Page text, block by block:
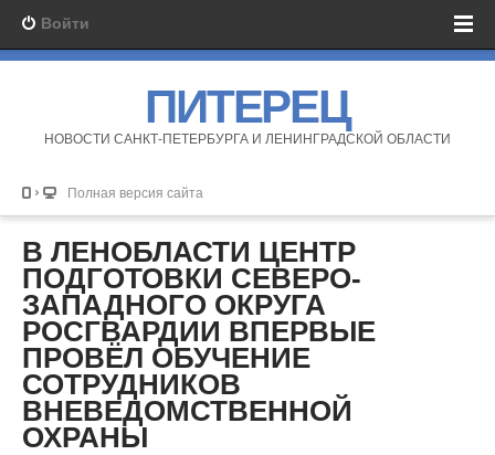
Войти
ПИТЕРЕЦ
НОВОСТИ САНКТ-ПЕТЕРБУРГА И ЛЕНИНГРАДСКОЙ ОБЛАСТИ
Полная версия сайта
В ЛЕНОБЛАСТИ ЦЕНТР
ПОДГОТОВКИ СЕВЕРО-
ЗАПАДНОГО ОКРУГА
РОСГВАРДИИ ВПЕРВЫЕ
ПРОВЁЛ ОБУЧЕНИЕ
СОТРУДНИКОВ
ВНЕВЕДОМСТВЕННОЙ
ОХРАНЫ